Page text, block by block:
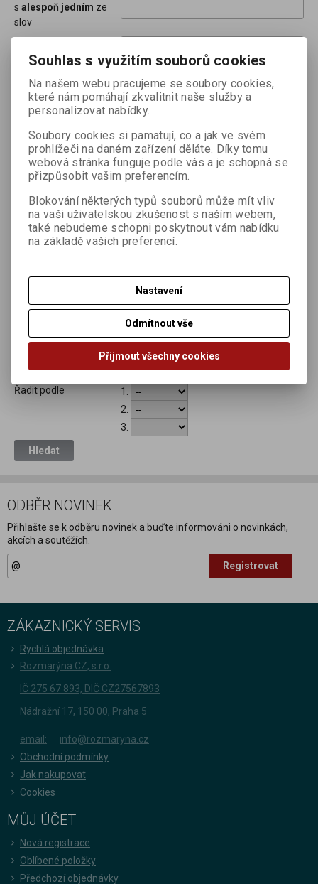
s alespoň jedním ze
slov
začínající naslovo/a
obsahujícíblízko sebe
obsahujícívarianty
slova
Omezení
Hledat ve sloupcích
Název
Katalogové číslo
Klíčová slova
Zobrazit výrobky, které
přidané od:
Řadit podle
1.
2.
3.
Hledat
ODBĚR NOVINEK
Přihlašte se k odběru novinek a buďte informováni o novinkách,
akcích a soutěžích.
Registrovat
ZÁKAZNICKÝ SERVIS
Rychlá objednávka
Rozmarýna CZ, s.r.o.
IČ 275 67 893, DIČ CZ27567893
Nádražní 17, 150 00, Praha 5
email:
info@rozmaryna.cz
Obchodní podmínky
Jak nakupovat
Cookies
MŮJ ÚČET
Nová registrace
Oblíbené položky
Předchozí objednávky
Souhlas s využitím souborů cookies
Na našem webu pracujeme se soubory cookies,
které nám pomáhají zkvalitnit naše služby a
personalizovat nabídky.
Soubory cookies si pamatují, co a jak ve svém
prohlížeči na daném zařízení děláte. Díky tomu
webová stránka funguje podle vás a je schopná se
přizpůsobit vašim preferencím.
Blokování některých typů souborů může mít vliv
na vaši uživatelskou zkušenost s naším webem,
také nebudeme schopni poskytnout vám nabídku
na základě vašich preferencí.
Nastavení
Odmítnout vše
Přijmout všechny cookies